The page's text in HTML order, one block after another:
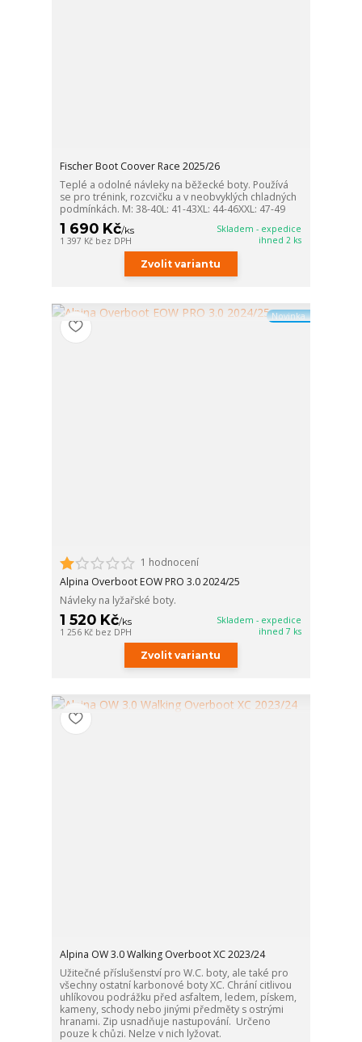
Fischer Boot Coover Race 2025/26
Teplé a odolné návleky na běžecké boty. Používá
se pro trénink, rozcvičku a v neobvyklých chladných
podmínkách. M: 38-40L: 41-43XL: 44-46XXL: 47-49
1 690 Kč/ks
1 397 Kč bez DPH
Skladem - expedice
ihned 2 ks
Zvolit variantu
Novinka
1 hodnocení
Alpina Overboot EOW PRO 3.0 2024/25
Návleky na lyžařské boty.
1 520 Kč/ks
1 256 Kč bez DPH
Skladem - expedice
ihned 7 ks
Zvolit variantu
Alpina OW 3.0 Walking Overboot XC 2023/24
Užitečné příslušenství pro W.C. boty, ale také pro
všechny ostatní karbonové boty XC. Chrání citlivou
uhlíkovou podrážku před asfaltem, ledem, pískem,
kameny, schody nebo jinými předměty s ostrými
hranami. Zip usnadňuje nastupování. Určeno
pouze k chůzi. Nelze v nich lyžovat.